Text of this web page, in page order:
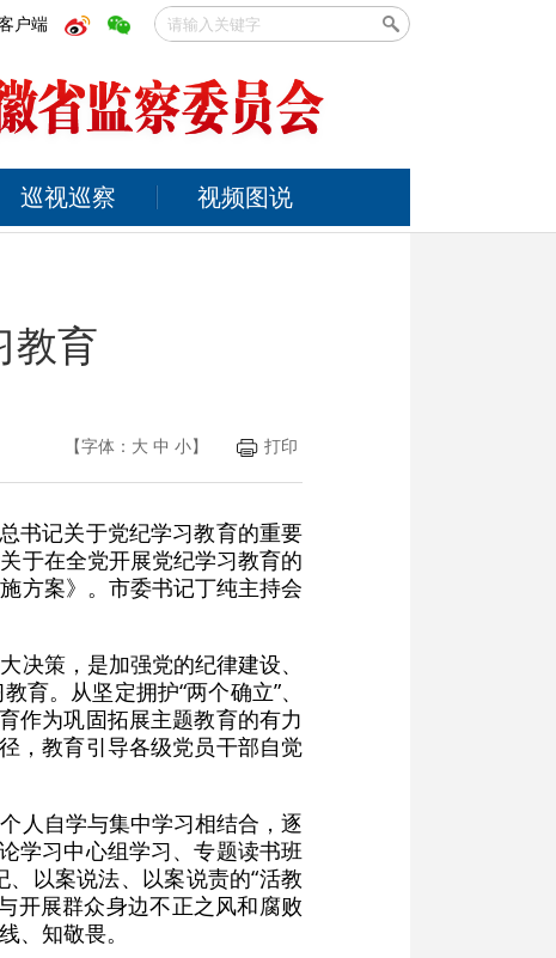
户端
巡视巡察 视频图说
教育
【字体： 大 中 小】 打印
书记关于党纪学习教育的重要
于在全党开展党纪学习教育的
方案》。市委书记丁纯主持会
决策，是加强党的纪律建设、
。从坚定拥护“两个确立”、
作为巩固拓展主题教育的有力
，教育引导各级党员干部自觉
人自学与集中学习相结合，逐
学习中心组学习、专题读书班
以案说法、以案说责的“活教
开展群众身边不正之风和腐败
、知敬畏。